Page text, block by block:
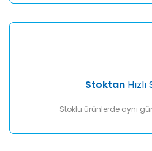
Stoktan
Stoklu ürünlerde aynı